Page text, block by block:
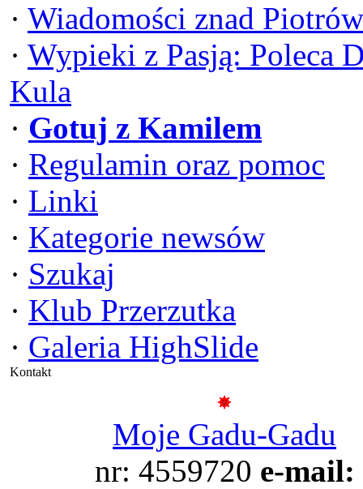
· Wiadomości znad
· Wypieki z Pasją: Poleca
Kula
· Gotuj z Kamilem
· Regulamin oraz pomoc
· Linki
· Kategorie newsów
· Szukaj
· Klub Przerzutka
· Galeria HighSlide
Kontakt
Moje Gadu-Gadu
nr: 4559720 e-mail: